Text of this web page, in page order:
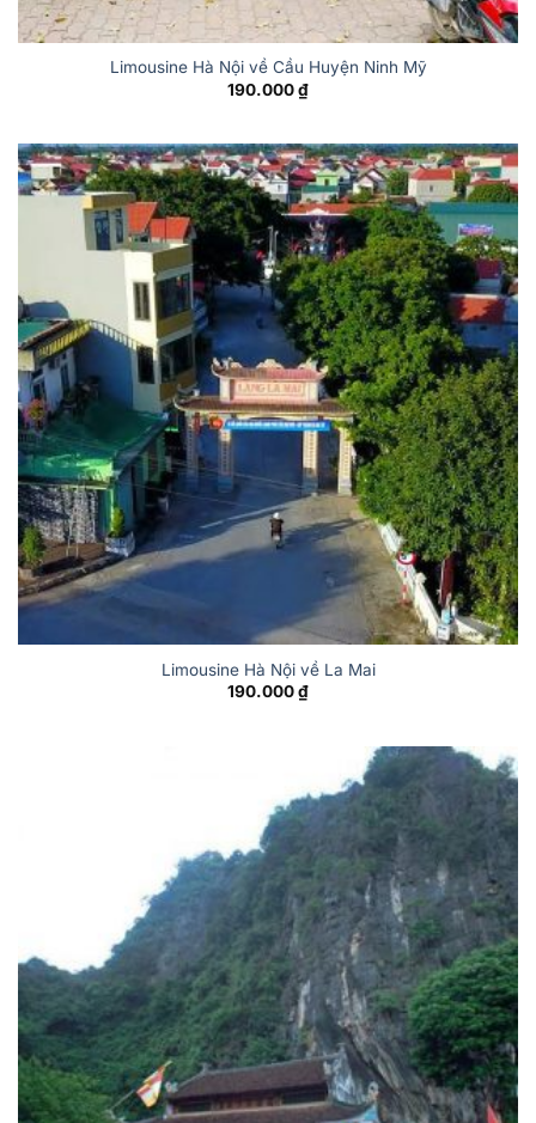
Limousine Hà Nội về Cầu Huyện Ninh Mỹ
190.000₫
Limousine Hà Nội về La Mai
190.000₫